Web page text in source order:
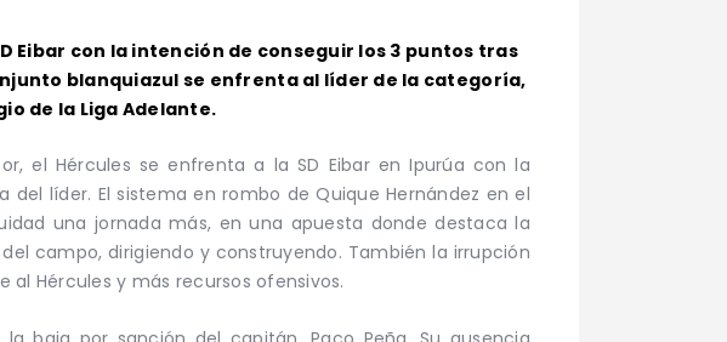
Eibar con la intención de conseguir los 3 puntos tras
blanquiazul se enfrenta al líder de la categoría,
de la Liga Adelante.
el Hércules se enfrenta a la SD Eibar en Ipurúa con la
líder. El sistema en rombo de Quique Hernández en el
una jornada más, en una apuesta donde destaca la
campo, dirigiendo y construyendo. También la irrupción
Hércules y más recursos ofensivos.